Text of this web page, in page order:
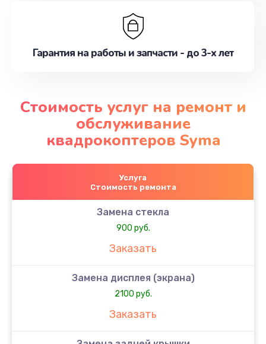
Гарантия на работы и запчасти - до 3-х лет
Стоимость услуг на ремонт и
обслуживание
квадрокоптеров Syma
Услуга
Стоимость ремонта
Замена стекла
900 руб.
Заказать
Замена дисплея (экрана)
2100 руб.
Заказать